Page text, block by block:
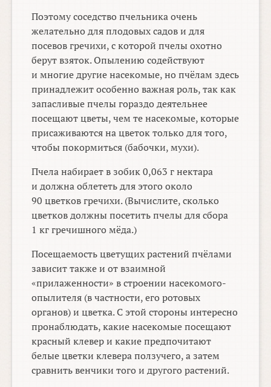
Поэтому соседство пчельника очень
желательно для плодовых садов и для
посевов гречихи, с которой пчелы охотно
берут взяток. Опылению содействуют
и многие другие насекомые, но пчёлам здесь
принадлежит особенно важная роль, так как
запасливые пчелы гораздо деятельнее
посещают цветы, чем те насекомые, которые
присаживаются на цветок только для того,
чтобы покормиться (бабочки, мухи).
Пчела набирает в зобик 0,063 г нектара
и должна облететь для этого около
90 цветков гречихи. (Вычислите, сколько
цветков должны посетить пчелы для сбора
1 кг гречишного мёда.)
Посещаемость цветущих растений пчёлами
зависит также и от взаимной
«прилаженности» в строении насекомого-
опылителя (в частности, его ротовых
органов) и цветка. С этой стороны интересно
пронаблюдать, какие насекомые посещают
красный клевер и какие предпочитают
белые цветки клевера ползучего, а затем
сравнить венчики того и другого растений.